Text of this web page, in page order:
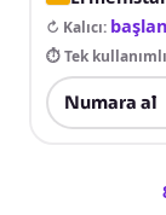
↻ Kalıcı:
⏱ Tek
Numara al